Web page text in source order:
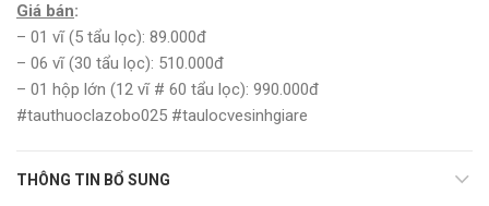
Giá bán:
– 01 vĩ (5 tẩu lọc): 89.000đ
– 06 vĩ (30 tẩu lọc): 510.000đ
– 01 hộp lớn (12 vĩ # 60 tẩu lọc): 990.000đ
#tauthuoclazobo025 #taulocvesinhgiare
THÔNG TIN BỔ SUNG